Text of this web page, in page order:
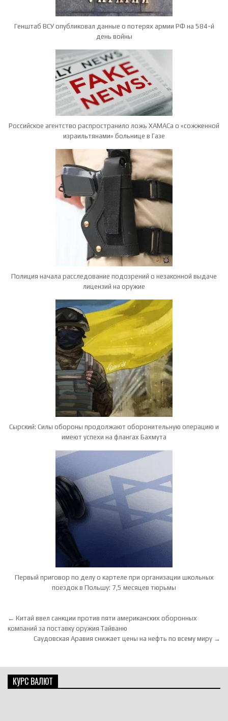
Генштаб ВСУ опубликовал данные о потерях армии РФ на 584-й
день войны
Российское агентство распространило ложь ХАМАСа о «сожженной
израильтянами» больнице в Газе
Полиция начала расследование подозрений о незаконной выдаче
лицензий на оружие
Сырский: Силы обороны продолжают оборонительную операцию и
имеют успехи на флангах Бахмута
Первый приговор по делу о картеле при организации школьных
поездок в Польшу: 7,5 месяцев тюрьмы
Навигация по записям
← Китай ввел санкции против пяти американских оборонных
компаний за поставку оружия Тайваню
Саудовская Аравия снижает цены на нефть по всему миру →
КУРС ВАЛЮТ